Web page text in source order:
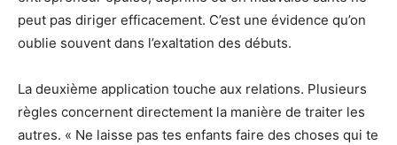
peut pas diriger efficacement. C’est une évidence qu’on
oublie souvent dans l’exaltation des débuts.
La deuxième application touche aux relations. Plusieurs
règles concernent directement la manière de traiter les
autres. « Ne laisse pas tes enfants faire des choses qui te